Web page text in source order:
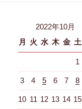
2022年10月
月
火 水 木 金 土
1
3 4 5 6 7 8
10 11 12 13 14 15